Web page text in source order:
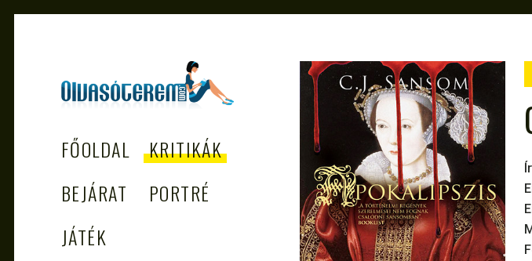
– AZ EGÉSZSÉGES
OLVASÁS
TÁMOGATÓJA
FŐOLDAL
KRITIKÁK
BEJÁRAT
PORTRÉ
JÁTÉK